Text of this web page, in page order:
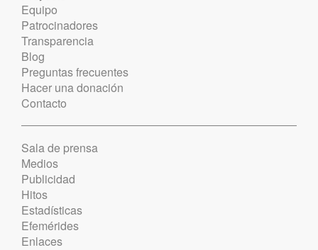
Equipo
Patrocinadores
Transparencia
Blog
Preguntas frecuentes
Hacer una donación
Contacto
Sala de prensa
Medios
Publicidad
Hitos
Estadísticas
Efemérides
Enlaces